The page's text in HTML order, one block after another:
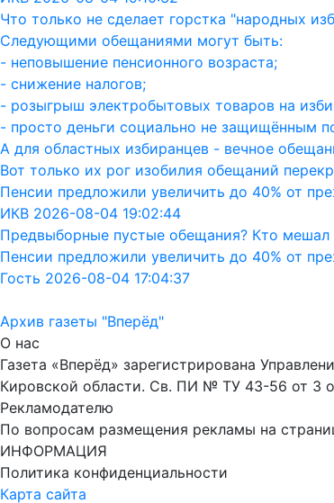
Что только не сделает горстка "народных
Следующими обещаниями могут быть:
- неповышение пенсионного возраста;
- снижение налогов;
- розыгрыш электробытовых товаров на
- просто деньги социально не защищённым
А для областных избиранцев - вечное
Вот только их рог изобилия обещаний
Пенсии предложили увеличить до 40% от
ИКВ 2026-08-04 19:02:44
Предвыборные пустые обещания? Кто мешал
Пенсии предложили увеличить до 40% от
Гость 2026-08-04 17:04:37
Архив газеты "Вперёд"
О нас
Газета «Вперёд» зарегистрирована
Кировской области. Св. ПИ № ТУ 43-56 от 3
Рекламодателю
По вопросам размещения рекламы на
ИНФОРМАЦИЯ
Политика конфиденциальности
Карта сайта